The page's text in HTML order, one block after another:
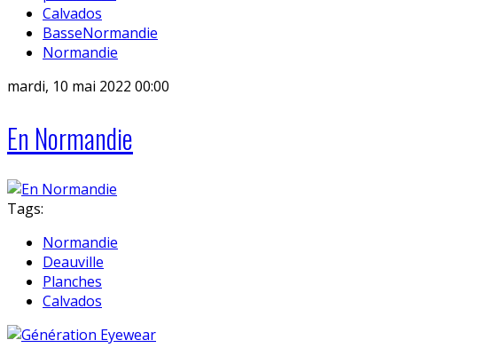
Calvados
BasseNormandie
Normandie
mardi, 10 mai 2022 00:00
En Normandie
Tags:
Normandie
Deauville
Planches
Calvados